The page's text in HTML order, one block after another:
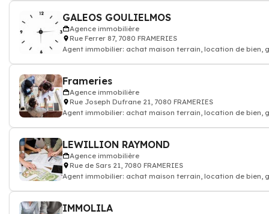
GALEOS GOULIELMOS
Agence immobilière
Rue Ferrer 87, 7080 FRAMERIES
Agent immobilier: achat maison terrain, location de bien,
Frameries
Agence immobilière
Rue Joseph Dufrane 21, 7080 FRAMERIES
Agent immobilier: achat maison terrain, location de bien,
LEWILLION RAYMOND
Agence immobilière
Rue de Sars 21, 7080 FRAMERIES
Agent immobilier: achat maison terrain, location de bien,
IMMOLILA